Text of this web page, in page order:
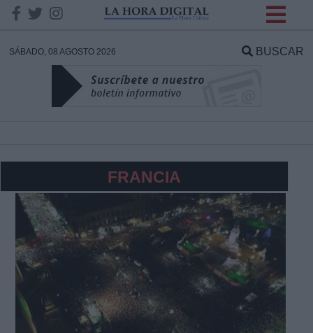
SÁBADO, 08 AGOSTO 2026 BUSCAR
FRANCIA
DATOS
Responsable:
Datos tratados:
Legitimación:
Destinatarios: